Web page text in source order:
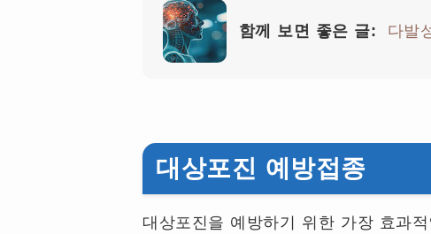
함께 보면 좋은 글: 다발
대상포진 예방접종
대상포진을 예방하기 위한 가장 효과